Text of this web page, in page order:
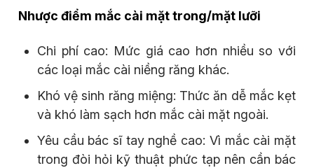
Nhược điểm mắc cài mặt trong/mặt lưỡi
Chi phí cao: Mức giá cao hơn nhiều so với
các loại mắc cài niềng răng khác.
Khó vệ sinh răng miệng: Thức ăn dễ mắc kẹt
và khó làm sạch hơn mắc cài mặt ngoài.
Yêu cầu bác sĩ tay nghề cao: Vì mắc cài mặt
trong đòi hỏi kỹ thuật phức tạp nên cần bác